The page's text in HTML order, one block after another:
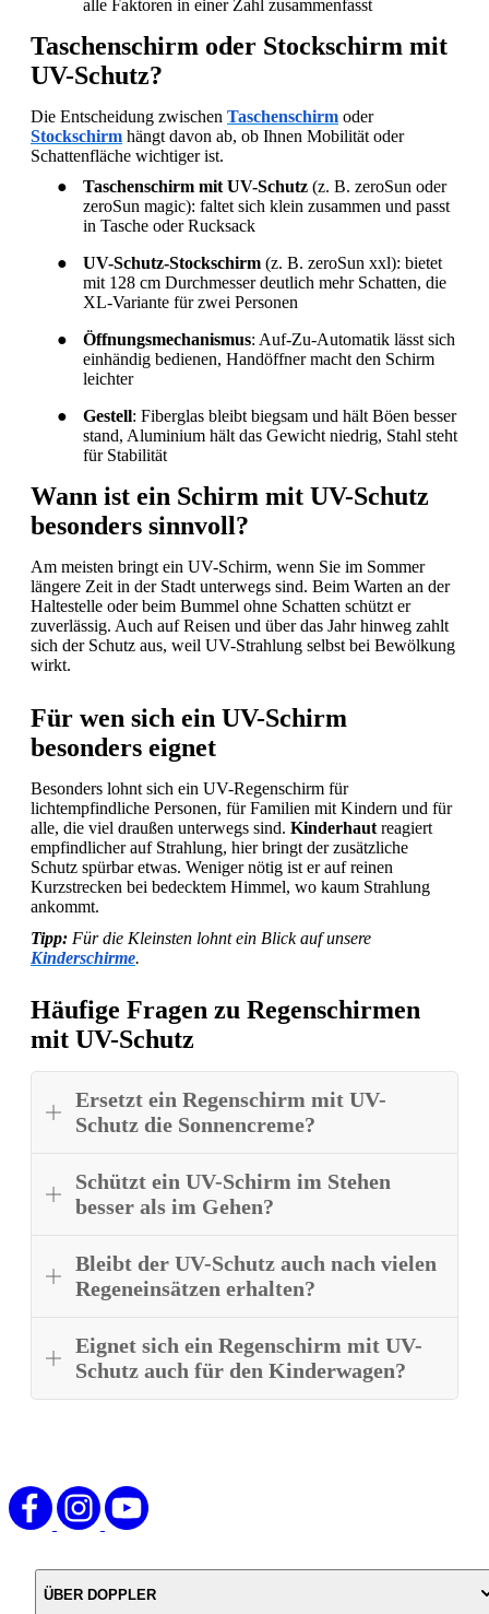
alle Faktoren in einer Zahl zusammenfasst
Taschenschirm oder Stockschirm mit
UV-Schutz?
Die Entscheidung zwischen Taschenschirm oder
Stockschirm hängt davon ab, ob Ihnen Mobilität oder
Schattenfläche wichtiger ist.
●
Taschenschirm mit UV-Schutz (z. B. zeroSun oder
zeroSun magic): faltet sich klein zusammen und passt
in Tasche oder Rucksack
●
UV-Schutz-Stockschirm (z. B. zeroSun xxl): bietet
mit 128 cm Durchmesser deutlich mehr Schatten, die
XL-Variante für zwei Personen
●
Öffnungsmechanismus: Auf-Zu-Automatik lässt sich
einhändig bedienen, Handöffner macht den Schirm
leichter
●
Gestell: Fiberglas bleibt biegsam und hält Böen besser
stand, Aluminium hält das Gewicht niedrig, Stahl steht
für Stabilität
Wann ist ein Schirm mit UV-Schutz
besonders sinnvoll?
Am meisten bringt ein UV-Schirm, wenn Sie im Sommer
längere Zeit in der Stadt unterwegs sind. Beim Warten an der
Haltestelle oder beim Bummel ohne Schatten schützt er
zuverlässig. Auch auf Reisen und über das Jahr hinweg zahlt
sich der Schutz aus, weil UV-Strahlung selbst bei Bewölkung
wirkt.
Für wen sich ein UV-Schirm
besonders eignet
Besonders lohnt sich ein UV-Regenschirm für
lichtempfindliche Personen, für Familien mit Kindern und für
alle, die viel draußen unterwegs sind. Kinderhaut reagiert
empfindlicher auf Strahlung, hier bringt der zusätzliche
Schutz spürbar etwas. Weniger nötig ist er auf reinen
Kurzstrecken bei bedecktem Himmel, wo kaum Strahlung
ankommt.
Tipp: Für die Kleinsten lohnt ein Blick auf unsere
Kinderschirme.
Häufige Fragen zu Regenschirmen
mit UV-Schutz
Ersetzt ein Regenschirm mit UV-
Schutz die Sonnencreme?
Schützt ein UV-Schirm im Stehen
besser als im Gehen?
Bleibt der UV-Schutz auch nach vielen
Regeneinsätzen erhalten?
Eignet sich ein Regenschirm mit UV-
Schutz auch für den Kinderwagen?
ÜBER DOPPLER